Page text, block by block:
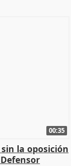
00:35
la oposición